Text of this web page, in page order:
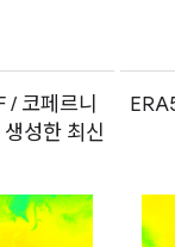
코페르니
성한 최신